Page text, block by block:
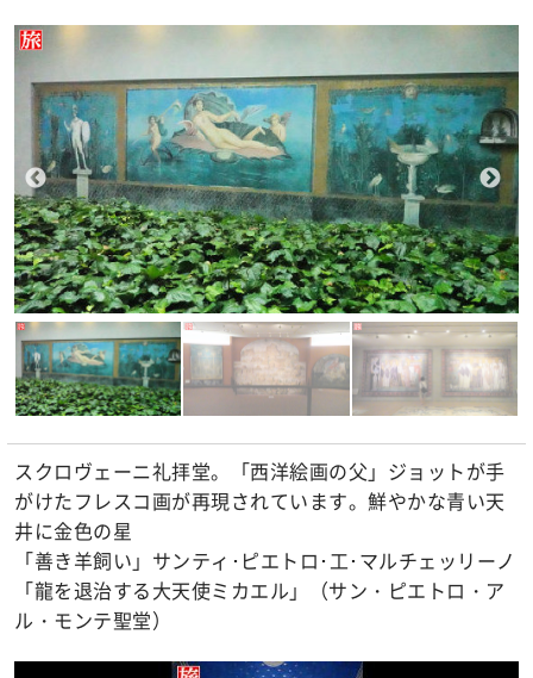
スクロヴェーニ礼拝堂。「西洋絵画の父」ジョットが手
がけたフレスコ画が再現されています。鮮やかな青い天
井に金色の星
「善き羊飼い」サンティ･ピエトロ･工･マルチェッリーノ
「龍を退治する大天使ミカエル」（サン・ピエトロ・ア
ル・モンテ聖堂）